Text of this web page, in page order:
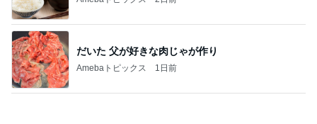
だいた 父が好きな肉じゃが作り
Amebaトピックス 1日前